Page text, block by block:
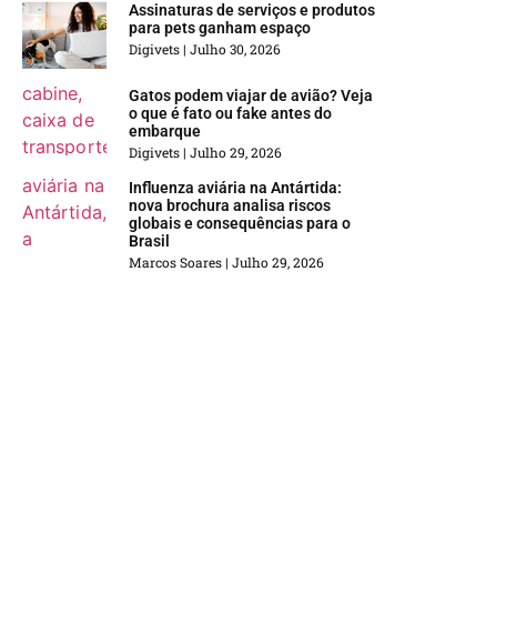
Assinaturas de serviços e produtos
para pets ganham espaço
Digivets Julho 30, 2026
Gatos podem viajar de avião? Veja
o que é fato ou fake antes do
embarque
Digivets Julho 29, 2026
Influenza aviária na Antártida:
nova brochura analisa riscos
globais e consequências para o
Brasil
Marcos Soares Julho 29, 2026